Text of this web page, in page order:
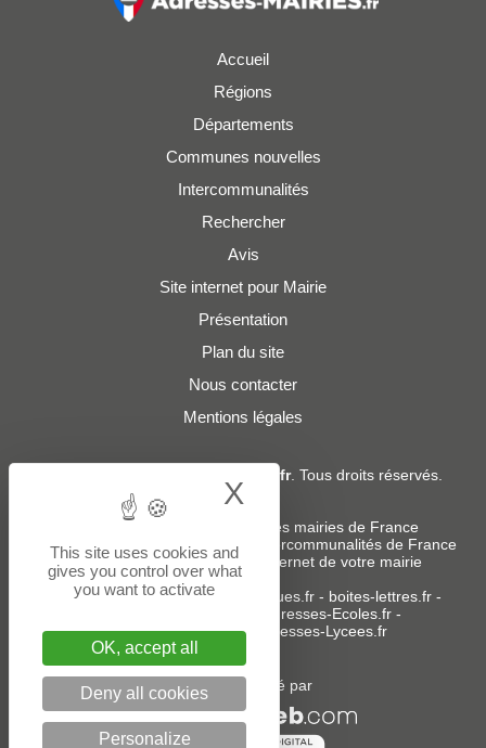
Accueil
Régions
Départements
Communes nouvelles
Intercommunalités
Rechercher
Avis
Site internet pour Mairie
Présentation
Plan du site
Nous contacter
Mentions légales
Adresses-Mairies.fr. Tous droits réservés.
Services :
Liste des adresses e-mails des mairies de France
Liste des adresses e-mails des intercommunalités de France
-Création ou refonte du site internet de votre mairie
Sites partenaires:donneespubliques.fr- boites-lettres.fr-
Adresses-Ecoles.fr -
Adresses-Colleges.fr- Adresses-Lycees.fr
Un service édité par
This site uses cookies and
gives you control over what
you want to activate
OK, accept all
Deny all cookies
Personalize
X